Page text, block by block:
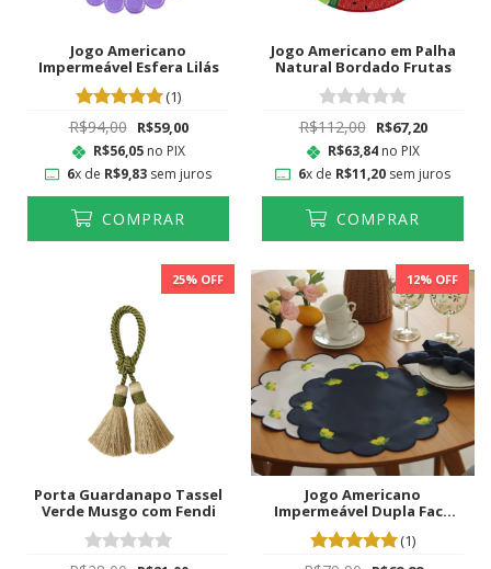
Jogo Americano
Impermeável Esfera Lilás
(1)
R$94,00 R$59,00
R$56,05no PIX
6x de R$9,83 sem juros
COMPRAR
Jogo Americano em Palha
Natural Bordado Frutas
R$112,00 R$67,20
R$63,84no PIX
6x de R$11,20sem juros
COMPRAR
25% OFF
Porta Guardanapo Tassel
Verde Musgo com Fendi
12% OFF
Jogo Americano
Impermeável Dupla Face
Limão Siciliano
(1)